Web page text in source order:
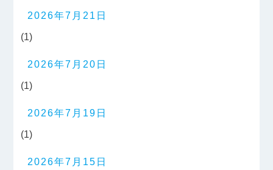
2026年7月21日
(1)
2026年7月20日
(1)
2026年7月19日
(1)
2026年7月15日